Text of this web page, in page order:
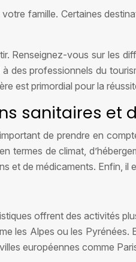
famille. Certaines
Renseignez-vous sur les
des professionnels du
est primordial pour la
sanitaires et
de prendre en
termes de climat,
et de médicaments. Enfin,
offrent des activités
les Alpes ou les
européennes comme